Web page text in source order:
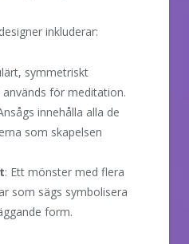
inkluderar:
symmetriskt
för meditation.
innehålla alla de
som skapelsen
: Ett mönster med flera
som sägs symbolisera
form.